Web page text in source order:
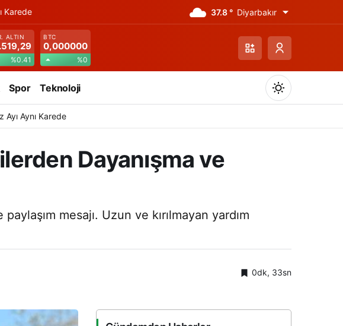
Karede 37.8 ° Diyarbakır
ALTIN
%0.41
BTC
0,000000
%0
Spor Teknoloji
Ayı Aynı Karede
Dayanışma ve
mesajı. Uzun ve kırılmayan yardım
0dk, 33sn